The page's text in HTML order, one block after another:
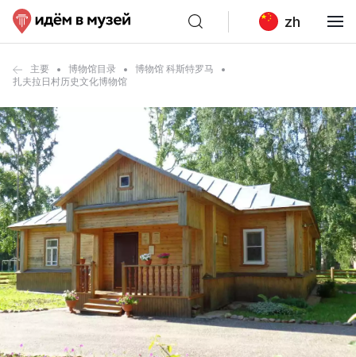
zh
主要 博物馆目录
博物馆 科斯特罗马
扎夫拉日村历史文化博物馆